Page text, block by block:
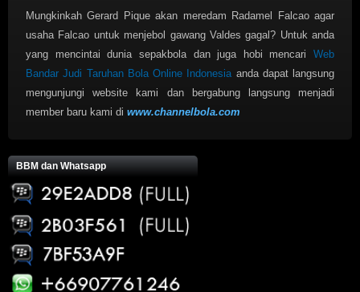
Mungkinkah Gerard Pique akan meredam Radamel Falcao agar
usaha Falcao untuk menjebol gawang Valdes gagal? Untuk anda
yang mencintai dunia sepakbola dan juga hobi mencari Web
Bandar Judi Taruhan Bola Online Indonesia anda dapat langsung
mengunjungi website kami dan bergabung langsung menjadi
member baru kami di www.channelbola.com
BBM dan Whatsapp